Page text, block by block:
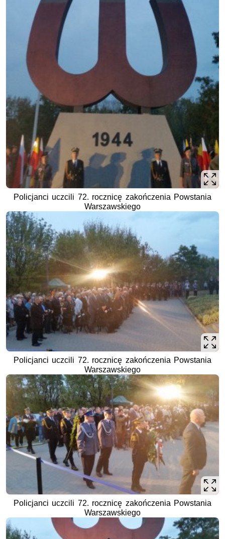
Policjanci uczcili 72. rocznicę zakończenia Powstania
Warszawskiego
Policjanci uczcili 72. rocznicę zakończenia Powstania
Warszawskiego
Policjanci uczcili 72. rocznicę zakończenia Powstania
Warszawskiego